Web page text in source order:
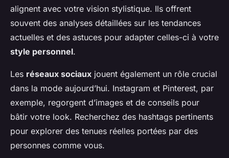
alignent avec votre vision stylistique. Ils offrent
souvent des analyses détaillées sur les tendances
actuelles et des astuces pour adapter celles-ci à votre
style personnel.
Les réseaux sociaux jouent également un rôle crucial
dans la mode aujourd’hui. Instagram et Pinterest, par
exemple, regorgent d’images et de conseils pour
bâtir votre look. Recherchez des hashtags pertinents
pour explorer des tenues réelles portées par des
personnes comme vous.